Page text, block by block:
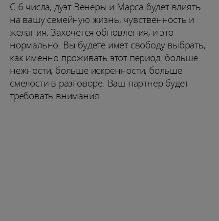
С 6 числа, дуэт Венеры и Марса будет влиять
на вашу семейную жизнь, чувственность и
желания. Захочется обновления, и это
нормально. Вы будете имет свободу выбрать,
как именно проживать этот период: больше
нежности, больше искренности, больше
смелости в разговоре. Ваш партнер будет
требовать внимания.